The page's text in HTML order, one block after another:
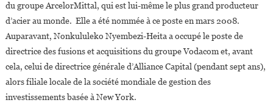
du groupe ArcelorMittal, qui est lui-même le plus grand producteur
d’acier au monde. Elle a été nommée à ce poste en mars 2008.
Auparavant, Nonkululeko Nyembezi-Heita a occupé le poste de
directrice des fusions et acquisitions du groupe Vodacom et, avant
cela, celui de directrice générale d’Alliance Capital (pendant sept ans),
alors filiale locale de la société mondiale de gestion des
investissements basée à New York.